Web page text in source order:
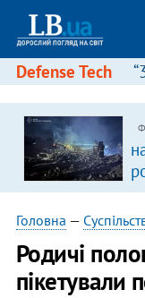
Defense Tech
Головна —
Родичі
пікетували